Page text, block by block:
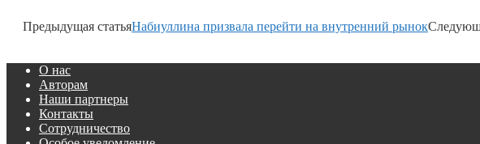
Предыдущая статьяНабиуллина призвала перейти на внутренний рынок
О нас
Авторам
Наши партнеры
Контакты
Сотрудничество